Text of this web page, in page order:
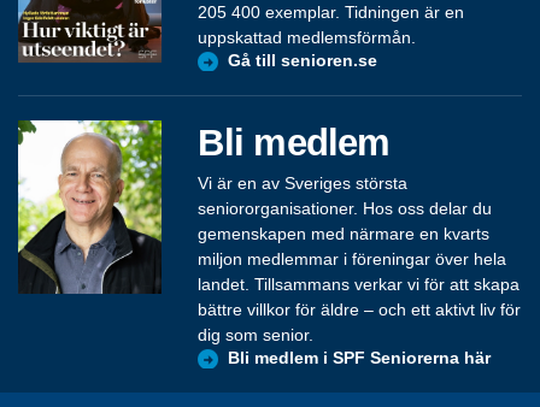
205 400 exemplar. Tidningen är en
uppskattad medlemsförmån.
Gå till senioren.se
Bli medlem
Vi är en av Sveriges största
seniororganisationer. Hos oss delar du
gemenskapen med närmare en kvarts
miljon medlemmar i föreningar över hela
landet. Tillsammans verkar vi för att skapa
bättre villkor för äldre – och ett aktivt liv för
dig som senior.
Bli medlem i SPF Seniorerna här